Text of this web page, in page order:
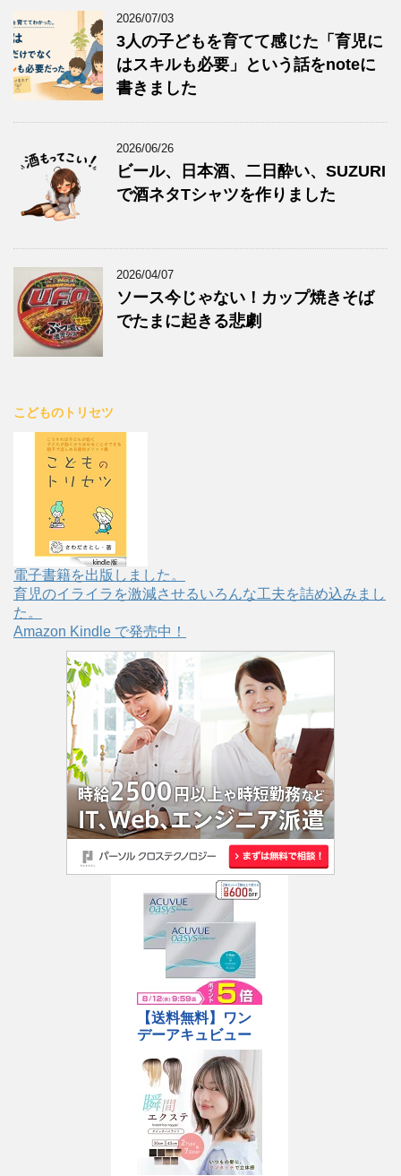
2026/07/03
3人の子どもを育てて感じた「育児に
はスキルも必要」という話をnoteに
書きました
2026/06/26
ビール、日本酒、二日酔い、SUZURI
で酒ネタTシャツを作りました
2026/04/07
ソース今じゃない！カップ焼きそば
でたまに起きる悲劇
こどものトリセツ
電子書籍を出版しました。
育児のイライラを激減させるいろんな工夫を詰め込みまし
た。
Amazon Kindle で発売中！